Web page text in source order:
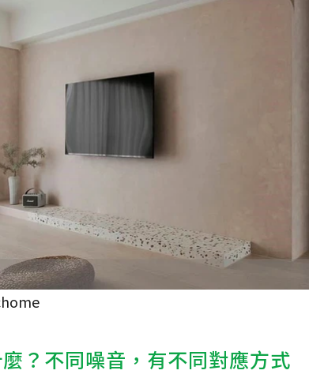
？不同噪音，有不同對應方式